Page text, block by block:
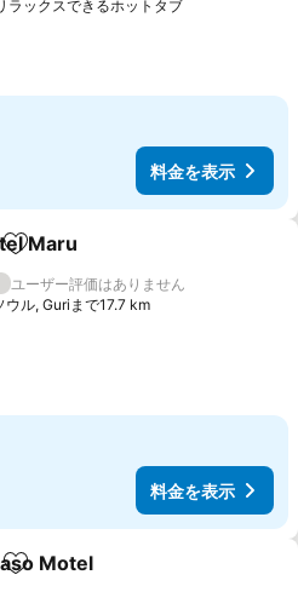
ラックスできるホットタブ
料金を表示
アお気に入りに追加
Maru
ルのランク
ユーザー評価はありません
ウル, Guriまで17.7 km
料金を表示
アお気に入りに追加
Motel